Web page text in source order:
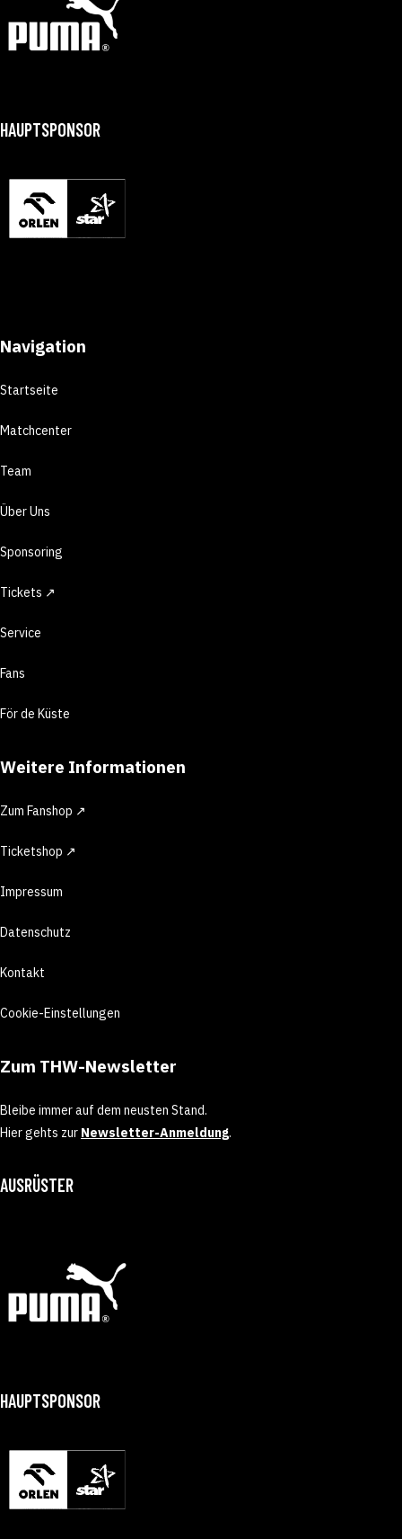
HAUPTSPONSOR
Navigation
Startseite
Matchcenter
Team
Über Uns
Sponsoring
Tickets ↗
Service
Fans
För de Küste
Weitere Informationen
Zum Fanshop ↗
Ticketshop ↗
Impressum
Datenschutz
Kontakt
Cookie-Einstellungen
Zum THW-Newsletter
Bleibe immer auf dem neusten Stand.
Hier gehts zur Newsletter-Anmeldung.
AUSRÜSTER
HAUPTSPONSOR